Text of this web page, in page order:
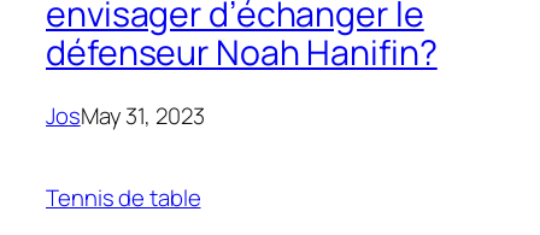
envisager d’échanger le
défenseur Noah Hanifin?
JosMay 31, 2023
Tennis de table